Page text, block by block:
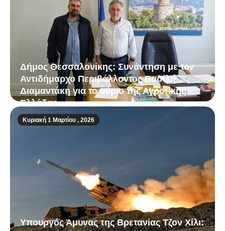
Δήμος Θεσσαλονίκης: Συνάντηση με τον
Αντιδήμαρχο Περιβάλλοντος Βασίλη
Διαμαντάκη για το αύριο της Αγροτικής
Ελλάδας
Κυριακή 1 Μαρτίου , 2026
Υπουργός Άμυνας της Βρετανίας Τζον Χίλι: